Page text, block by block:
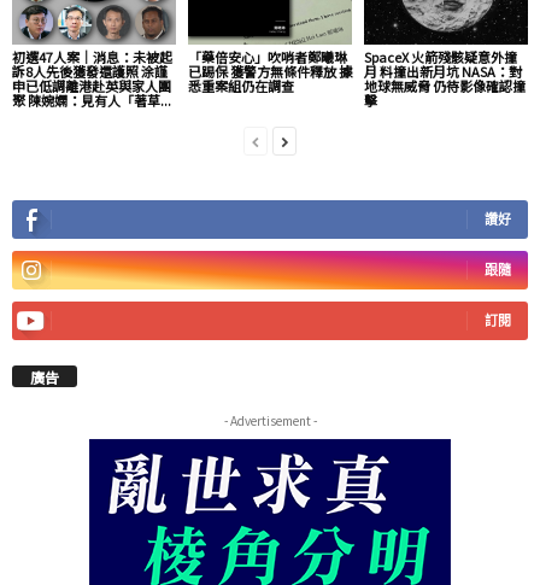
初選47人案｜消息：未被起
訴8人先後獲發還護照 涂謹
申已低調離港赴英與家人團
聚 陳婉嫻：見有人「著草...
「藥倍安心」吹哨者鄭曦琳
已踢保 獲警方無條件釋放 據
悉重案組仍在調查
SpaceX 火箭殘骸疑意外撞
月 料撞出新月坑 NASA：對
地球無威脅 仍待影像確認撞
擊
讚好
跟隨
訂閱
廣告
- Advertisement -